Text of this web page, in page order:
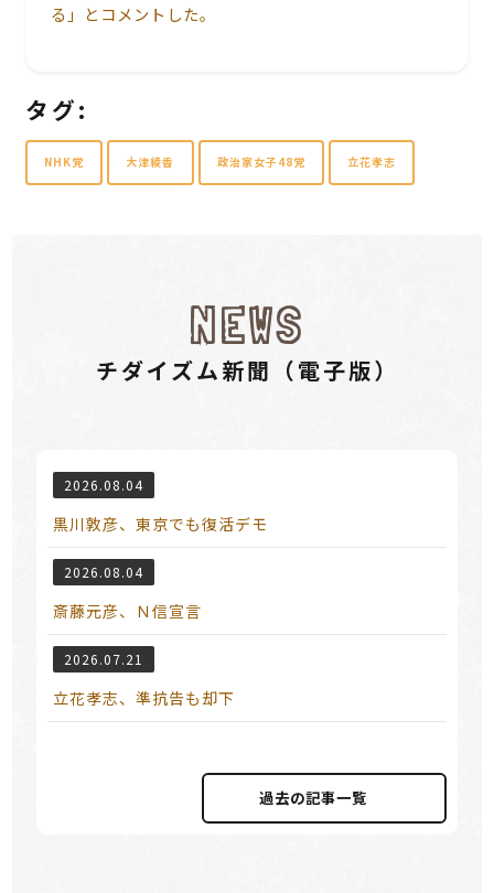
る」とコメントした。
タグ:
NHK党 大津綾香 政治家女子48党 立花孝志
NEWS
チダイズム新聞（電⼦版）
2026.08.04
黒川敦彦、東京でも復活デモ
2026.08.04
斎藤元彦、Ｎ信宣言
2026.07.21
立花孝志、準抗告も却下
過去の記事⼀覧